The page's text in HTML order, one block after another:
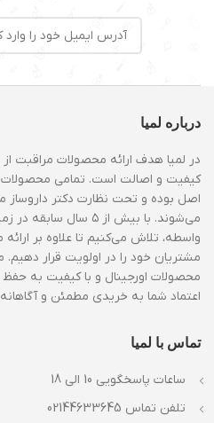
درباره لمیا
در لمیا هدف ارائه محصولات مراقبت از
کیفیت و اصالت است. تمامی محصولات
اصل بوده و تحت نظارت دکتر داروساز
می‌شوند. با بیش از ۵
واسطه، تلاش می‌کنیم تا علاوه بر
مشتریان خود را در اولویت قرار دهیم.
محصولات اورجینال و با کیفیت به
اعتماد شما به خریدی مطمئن و
تماس با لمیا
ساعات پاسخگویی 10 الی 18
تلفن تماس 02144633645